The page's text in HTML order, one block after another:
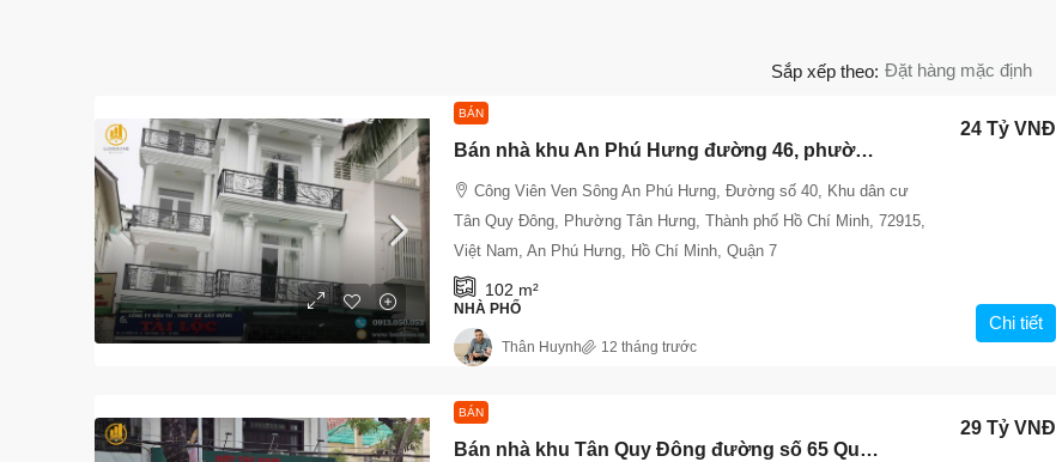
Sắp xếp theo: Đặt hàng mặc định
BÁN
Bán nhà khu An Phú Hưng đường 46, phường Tân Hưng, Quận 7 – Giá tốt 24 tỷ thương lượng
24 Tỷ VNĐ
Công Viên Ven Sông An Phú Hưng, Đường số 40, Khu dân cư
Tân Quy Đông, Phường Tân Hưng, Thành phố Hồ Chí Minh, 72915,
Việt Nam, An Phú Hưng, Hồ Chí Minh, Quận 7
102 m²
NHÀ PHỐ
Chi tiết
Thân Huynh 12 tháng trước
BÁN
Bán nhà khu Tân Quy Đông đường số 65 Quận 7, sổ hồng riêng, giá 29 tỷ
29 Tỷ VNĐ